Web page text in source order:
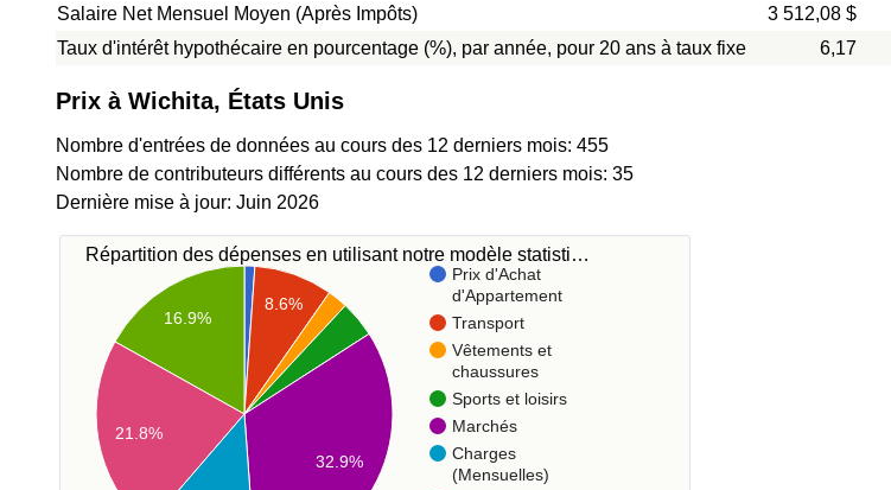
Salaire Net Mensuel Moyen (Après Impôts)
3 512,08 $
Taux d'intérêt hypothécaire en pourcentage (%), par année, pour 20 ans à taux fixe
6,17
Prix à Wichita, États Unis
Nombre d'entrées de données au cours des 12 derniers mois: 455
Nombre de contributeurs différents au cours des 12 derniers mois: 35
Dernière mise à jour: Juin 2026
Répartition des dépenses en utilisant notre modèle statisti…
Prix d'Achat
d'Appartement
Transport
Vêtements et
chaussures
Sports et loisirs
Marchés
Charges
(Mensuelles)
8.6%
32.9%
16.9%
21.8%